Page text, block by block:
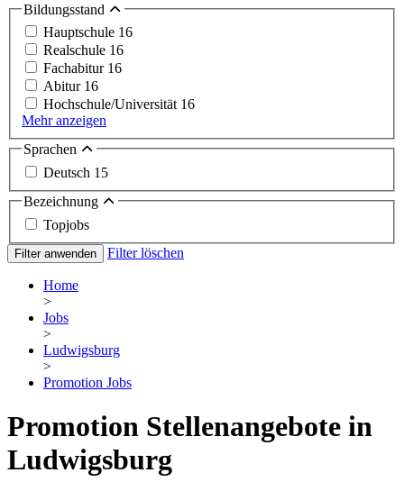
Bildungsstand
Hauptschule 16
Realschule 16
Fachabitur 16
Abitur 16
Hochschule/Universität 16
Mehr anzeigen
Sprachen
Deutsch 15
Bezeichnung
Topjobs
Filter anwenden Filter löschen
Home
>
Jobs
>
Ludwigsburg
>
Promotion Jobs
Promotion Stellenangebote in
Ludwigsburg